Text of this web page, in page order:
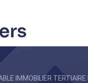
IMMOBILIER TERTIAIRE